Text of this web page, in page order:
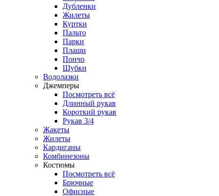
Дубленки
Жилеты
Куртки
Пальто
Парки
Плащи
Пончо
Шубки
Водолазки
Джемперы
Посмотреть всё
Длинный рукав
Короткий рукав
Рукав 3/4
Жакеты
Жилеты
Кардиганы
Комбинезоны
Костюмы
Посмотреть всё
Брючные
Офисные